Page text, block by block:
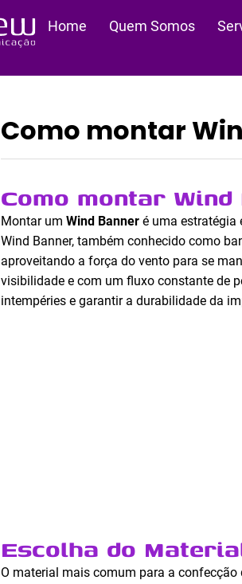
Home Quem Somos
Como montar
Como montar Wind
Montar um Wind Banner é uma estratégia
Wind Banner, também conhecido como
aproveitando a força do vento para se
visibilidade e com um fluxo constante de
intempéries e garantir a durabilidade da
Escolha do
O material mais comum para a confecção